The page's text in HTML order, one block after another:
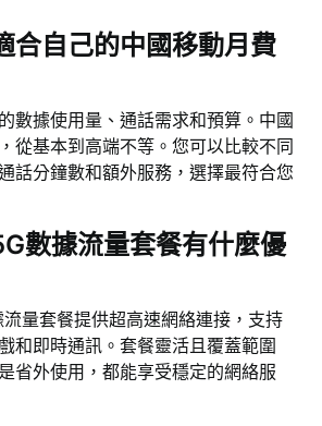
合自己的中國移動月費
數據使用量、通話需求和預算。中國
從基本到高端不等。您可以比較不同
話分鐘數和額外服務，選擇最符合您
數據流量套餐有什麼優
量套餐提供超高速網絡連接，支持
和即時通訊。套餐靈活且覆蓋範圍
省外使用，都能享受穩定的網絡服